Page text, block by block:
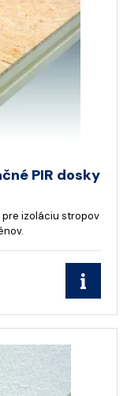
PIR dosky
pre izoláciu stropov